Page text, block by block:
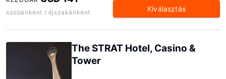
szobánként / éjszakánként Kiválasztás
The STRAT Hotel, Casino &
Tower